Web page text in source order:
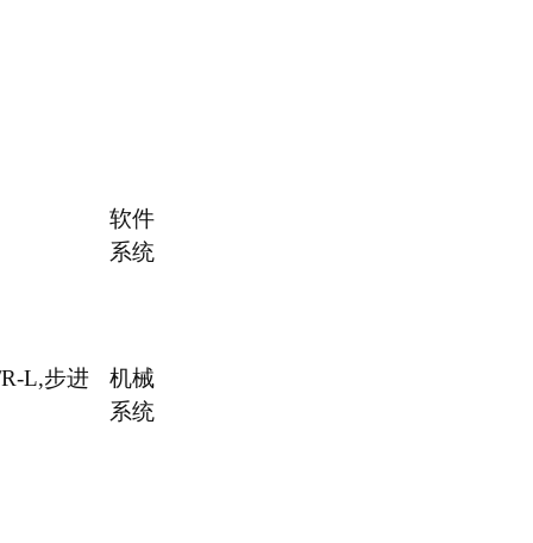
软件
系统
L,步进
机械
系统